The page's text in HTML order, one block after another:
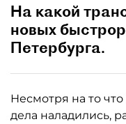
На какой
новых
Петербурга.
Несмотря на то
дела наладились,